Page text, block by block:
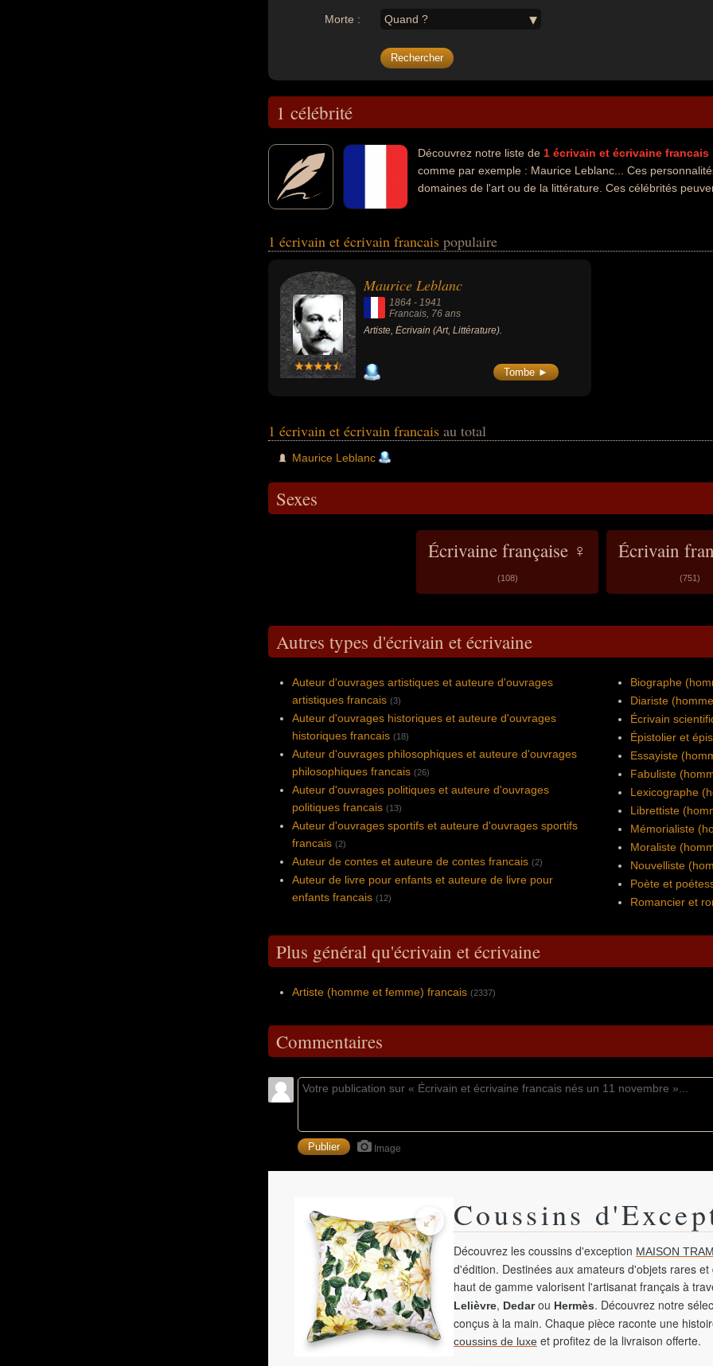
Morte : Quand ?
1 célébrité
Découvrez notre liste de 1 écrivain et écrivaine francais
comme par exemple : Maurice Leblanc... Ces
domaines de l'art ou de la littérature. Ces célébrités
1 écrivain et écrivain francais populaire
Maurice Leblanc
1864 - 1941
Francais, 76 ans
Artiste, Écrivain (Art, Littérature).
Tombe ►
1 écrivain et écrivain francais au total
Maurice Leblanc
Sexes
Écrivaine française ♀
(108)
Écrivain
(751)
Autres types d'écrivain et écrivaine
Auteur d'ouvrages artistiques et auteure d'ouvrages
artistiques francais (3)
Auteur d'ouvrages historiques et auteure d'ouvrages
historiques francais (18)
Auteur d'ouvrages philosophiques et auteure d'ouvrages
philosophiques francais (26)
Auteur d'ouvrages politiques et auteure d'ouvrages
politiques francais (13)
Auteur d'ouvrages sportifs et auteure d'ouvrages sportifs
francais (2)
Auteur de contes et auteure de contes francais (2)
Auteur de livre pour enfants et auteure de livre pour
enfants francais (12)
Biographe
Diariste
Écrivain
Épistolier et
Essayiste
Fabuliste
Lexicographe
Librettiste
Mémorialiste
Moraliste
Nouvelliste
Poète et
Romancier et
Plus général qu'écrivain et écrivaine
Artiste (homme et femme) francais (2337)
Commentaires
Image
Coussins
Découvrez les coussins d'exception MAISON
d'édition. Destinées aux amateurs d'objets rares
haut de gamme valorisent l'artisanat français à
Lelièvre, Dedarou Hermès. Découvrez notre
conçus à la main. Chaque pièce raconte une
coussins de luxe et profitez de la livraison offerte.